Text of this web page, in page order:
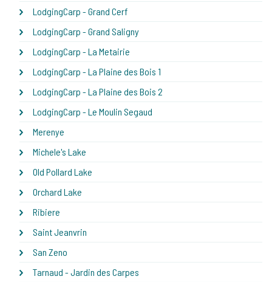
LodgingCarp - Grand Cerf
LodgingCarp - Grand Saligny
LodgingCarp - La Metairie
LodgingCarp - La Plaine des Bois 1
LodgingCarp - La Plaine des Bois 2
LodgingCarp - Le Moulin Segaud
Merenye
Michele's Lake
Old Pollard Lake
Orchard Lake
Ribiere
Saint Jeanvrin
San Zeno
Tarnaud - Jardin des Carpes